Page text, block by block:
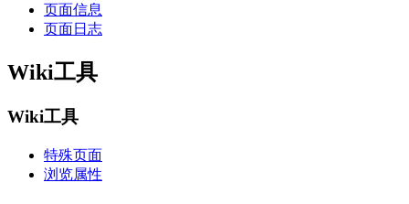
页面信息
页面日志
Wiki工具
Wiki工具
特殊页面
浏览属性